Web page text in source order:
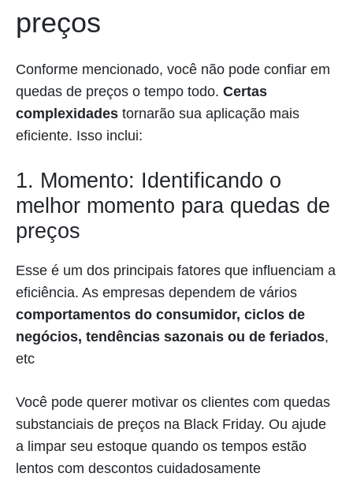
preços
Conforme mencionado, você não pode confiar em
quedas de preços o tempo todo. Certas
complexidades tornarão sua aplicação mais
eficiente. Isso inclui:
1. Momento: Identificando o
melhor momento para quedas de
preços
Esse é um dos principais fatores que influenciam a
eficiência. As empresas dependem de vários
comportamentos do consumidor, ciclos de
negócios, tendências sazonais ou de feriados,
etc
Você pode querer motivar os clientes com quedas
substanciais de preços na Black Friday. Ou ajude
a limpar seu estoque quando os tempos estão
lentos com descontos cuidadosamente